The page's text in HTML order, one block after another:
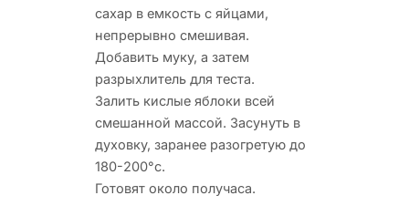
сахар в емкость с яйцами,
непрерывно смешивая.
Добавить муку, а затем
разрыхлитель для теста.
Залить кислые яблоки всей
смешанной массой. Засунуть в
духовку, заранее разогретую до
180-200°с.
Готовят около получаса.